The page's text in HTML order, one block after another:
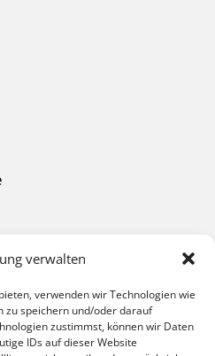
verwalten
verwenden wir Technologien wie
zu speichern und/oder darauf
zustimmst, können wir Daten
IDs auf dieser Website